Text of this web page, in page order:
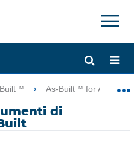
×
globaleAs-Built™ for
di